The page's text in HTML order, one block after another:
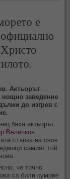
е
Актьорът
нощно заведение
до изгрев с
бяха актьорът
Величков
стъпка на своя
самият той
че точно
са били кумове